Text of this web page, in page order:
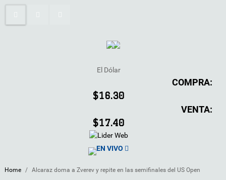
El Dólar
COMPRA:
$16.30
VENTA:
$17.40
EN VIVO
Home / Alcaraz doma a Zverev y repite en las semifinales del US Open